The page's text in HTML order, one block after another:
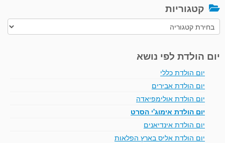
קטגוריות
קטגוריות
יום הולדת לפי נושא
יום הולדת כללי
יום הולדת אבירים
יום הולדת אולימפיאדה
יום הולדת אימוג'י הסרט
יום הולדת אינדיאנים
יום הולדת אליס בארץ הפלאות